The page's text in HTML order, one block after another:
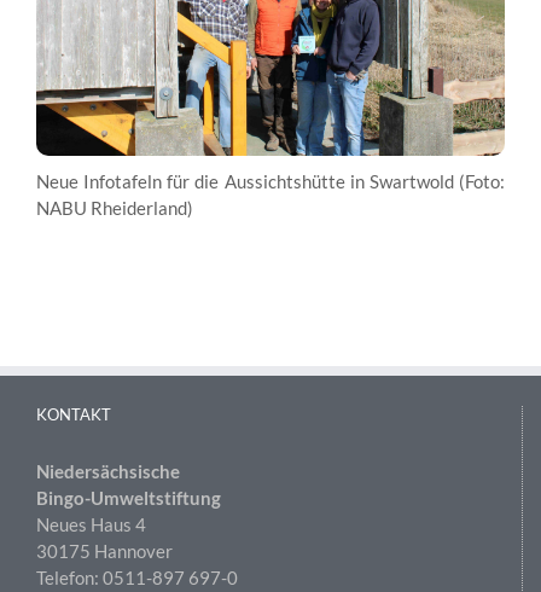
Neue Infotafeln für die Aussichtshütte in Swartwold (Foto:
NABU Rheiderland)
KONTAKT
Niedersächsische
Bingo-Umweltstiftung
Neues Haus 4
30175 Hannover
Telefon: 0511-897 697-0